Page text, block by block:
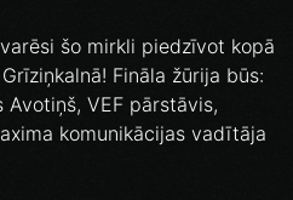
šo mirkli piedzīvot kopā
Fināla žūrija būs:
Avotiņš, VEF pārstāvis,
komunikācijas vadītāja